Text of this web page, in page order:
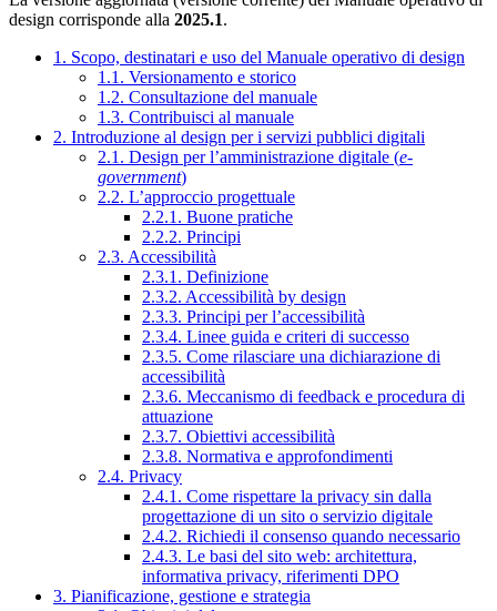
design corrisponde alla 2025.1.
1. Scopo, destinatari e uso del Manuale operativo di design
1.1. Versionamento e storico
1.2. Consultazione del manuale
1.3. Contribuisci al manuale
2. Introduzione al design per i servizi pubblici digitali
2.1. Design per l’amministrazione digitale (e-
government)
2.2. L’approccio progettuale
2.2.1. Buone pratiche
2.2.2. Principi
2.3. Accessibilità
2.3.1. Definizione
2.3.2. Accessibilità by design
2.3.3. Principi per l’accessibilità
2.3.4. Linee guida e criteri di successo
2.3.5. Come rilasciare una dichiarazione di
accessibilità
2.3.6. Meccanismo di feedback e procedura di
attuazione
2.3.7. Obiettivi accessibilità
2.3.8. Normativa e approfondimenti
2.4. Privacy
2.4.1. Come rispettare la privacy sin dalla
progettazione di un sito o servizio digitale
2.4.2. Richiedi il consenso quando necessario
2.4.3. Le basi del sito web: architettura,
informativa privacy, riferimenti DPO
3. Pianificazione, gestione e strategia